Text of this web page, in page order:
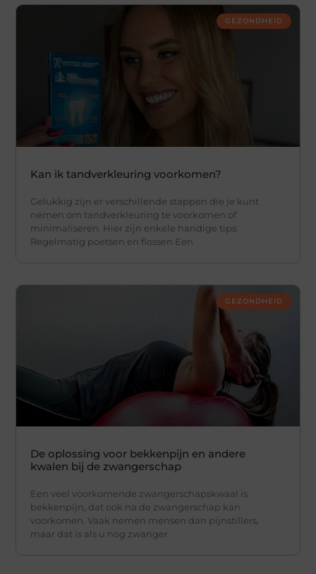
GEZONDHEID
Kan ik tandverkleuring voorkomen?
Gelukkig zijn er verschillende stappen die je kunt
nemen om tandverkleuring te voorkomen of
minimaliseren. Hier zijn enkele handige tips:
Regelmatig poetsen en flossen Een
GEZONDHEID
De oplossing voor bekkenpijn en andere
kwalen bij de zwangerschap
Een veel voorkomende zwangerschapskwaal is
bekkenpijn, dat ook na de zwangerschap kan
voorkomen. Vaak nemen mensen dan pijnstillers,
maar dat is als u nog zwanger